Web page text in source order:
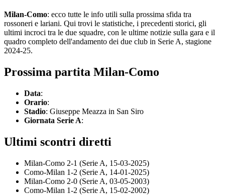
Milan-Como: ecco tutte le info utili sulla prossima sfida tra
rossoneri e lariani. Qui trovi le statistiche, i precedenti storici, gli
ultimi incroci tra le due squadre, con le ultime notizie sulla gara e il
quadro completo dell'andamento dei due club in Serie A, stagione
2024-25.
Prossima partita Milan-Como
Data:
Orario:
Stadio: Giuseppe Meazza in San Siro
Giornata Serie A:
Ultimi scontri diretti
Milan-Como 2-1 (Serie A, 15-03-2025)
Como-Milan 1-2 (Serie A, 14-01-2025)
Milan-Como 2-0 (Serie A, 03-05-2003)
Como-Milan 1-2 (Serie A, 15-02-2002)